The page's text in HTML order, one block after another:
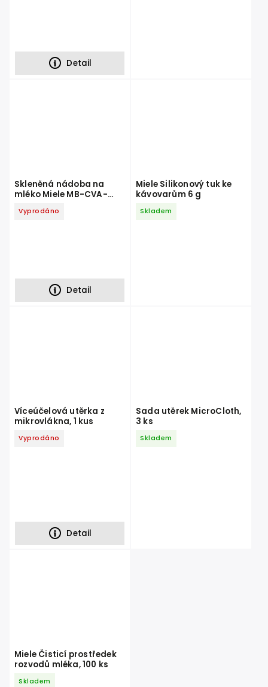
Detail
Skleněná nádoba na
mléko Miele MB-CVA-
Vyprodáno
Detail
Miele Silikonový tuk ke
kávovarům 6 g
Skladem
Víceúčelová utěrka z
mikrovlákna, 1 kus
Vyprodáno
Detail
Sada utěrek MicroCloth,
3 ks
Skladem
Miele Čisticí prostředek
rozvodů mléka, 100 ks
Skladem